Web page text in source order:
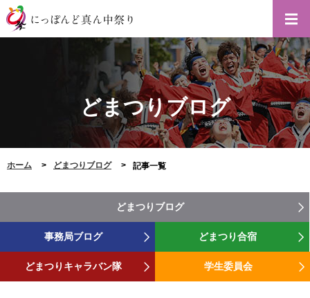
どまつりブログ
ホーム どまつりブログ 記事一覧
どまつりブログ
事務局ブログ どまつり合宿
どまつりキャラバン隊 学生委員会